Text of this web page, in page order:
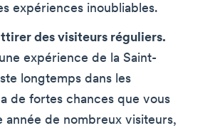
expériences inoubliables.
des visiteurs réguliers.
expérience de la Saint-
longtemps dans les
de fortes chances que vous
année de nombreux visiteurs,